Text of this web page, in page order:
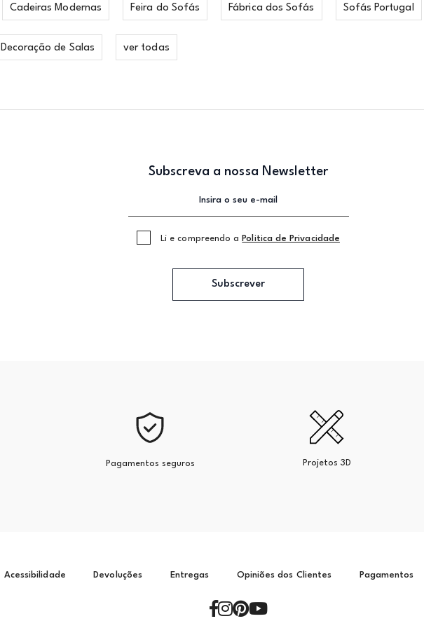
Cadeiras Modernas Feira do Sofás Fábrica dos Sofás Sofás Portugal
Decoração de Salas ver todas
Subscreva a nossa Newsletter
Li e compreendo a Politica de Privacidade
Subscrever
Pagamentos seguros Projetos 3D
Acessibilidade Devoluções Entregas Opiniões dos Clientes Pagamentos